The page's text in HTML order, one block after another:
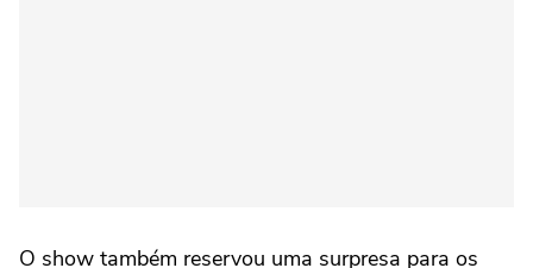
O show também reservou uma surpresa para os